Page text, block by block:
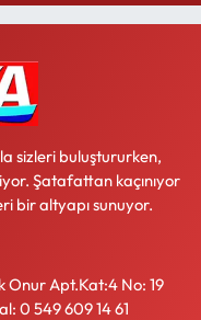
sizleri buluştururken,
Şatafattan kaçınıyor
bir altyapı sunuyor.
Onur Apt.Kat:4 No: 19
0 549 609 14 61